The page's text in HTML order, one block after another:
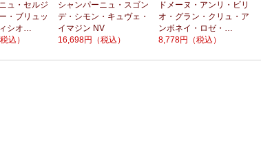
ュ・セルジ
・ブリュッ
シオ…
税込）
シャンパーニュ・スゴン
デ・シモン・キュヴェ・
イマジン NV
16,698円
（税込）
ドメーヌ・アンリ・ビリ
オ・グラン・クリュ・ア
ンボネイ・ロゼ・…
8,778円
（税込）